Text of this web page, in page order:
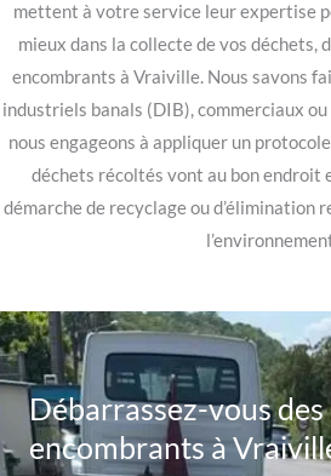
mettent à votre service leur expertise
mieux dans la collecte de vos déchets,
encombrants à Vraiville. Nous savons
industriels banals (DIB), commerciaux
nous engageons à appliquer un
déchets récoltés vont au bon endroit
démarche de recyclage ou d’élimination
Débarrassez-vous des
encombrants à